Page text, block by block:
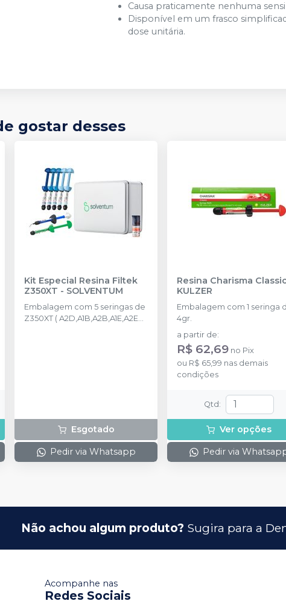
Causa praticamente nenhuma
Disponível em um frasco
dose unitária.
gostar desses
Kit Especial Resina Filtek
Z350XT - SOLVENTUM
Embalagem com 5 seringas de
Z350XT ( A2D,A1B,A2B,A1E,A2E
Esgotado
Pedir via Whatsapp
Resina Charisma
KULZER
Embalagem com 1 seringa
4gr.
a partir de:
R$ 62,69 no Pix
ou R$ 65,99 nas demais
condições
Qtd :
Ver opções
Pedir via
Não achou algum produto? Sugira para a
Acompanhe nas
Redes Sociais